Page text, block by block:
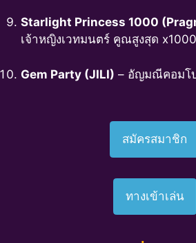
Starlight Princess 1000
เจ้าหญิงเวทมนตร์ คูณสูงสุด x1000
Gem Party (JILI) – อัญมณีคอมโ
สมัครสมาชิก
ทางเข้าเล่น